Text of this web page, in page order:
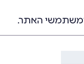
ומשתמשי האתר.